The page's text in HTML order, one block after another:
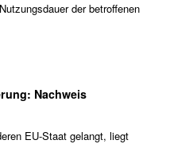
der betroffenen
Nachweis
EU-Staat gelangt, liegt